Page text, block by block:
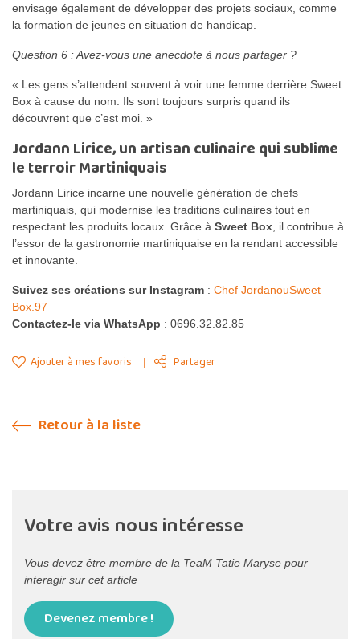
envisage également de développer des projets sociaux, comme
la formation de jeunes en situation de handicap.
Question 6 : Avez-vous une anecdote à nous partager ?
« Les gens s’attendent souvent à voir une femme derrière Sweet
Box à cause du nom. Ils sont toujours surpris quand ils
découvrent que c’est moi. »
Jordann Lirice, un artisan culinaire qui sublime
le terroir Martiniquais
Jordann Lirice incarne une nouvelle génération de chefs
martiniquais, qui modernise les traditions culinaires tout en
respectant les produits locaux. Grâce à Sweet Box , il contribue à
l’essor de la gastronomie martiniquaise en la rendant accessible
et innovante.
Suivez ses créations sur Instagram : Chef JordanouSweet
Box.97
Contactez-le via WhatsApp : 0696.32.82.85
Ajouter à mes favoris Partager
Retour à la liste
Votre avis nous intéresse
Vous devez être membre de la TeaM Tatie Maryse pour
interagir sur cet article
Devenez membre !